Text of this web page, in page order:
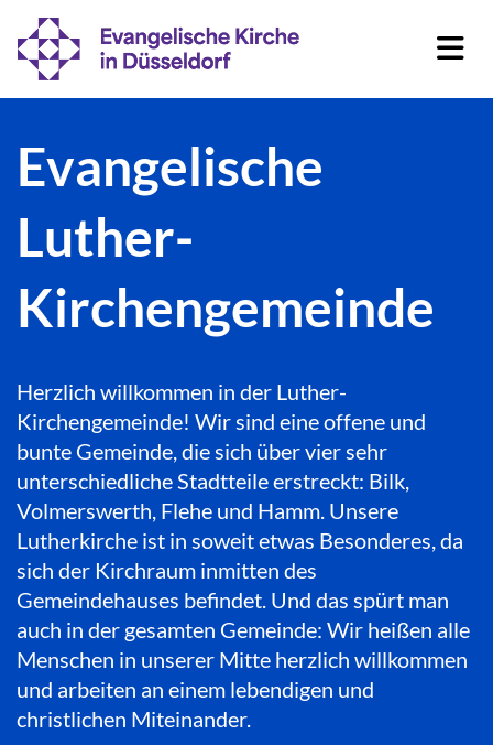
Evangelische
Luther-
Kirchengemeinde
Herzlich willkommen in der Luther-
Kirchengemeinde! Wir sind eine offene und
bunte Gemeinde, die sich über vier sehr
unterschiedliche Stadtteile erstreckt: Bilk,
Volmerswerth, Flehe und Hamm. Unsere
Lutherkirche ist in soweit etwas Besonderes, da
sich der Kirchraum inmitten des
Gemeindehauses befindet. Und das spürt man
auch in der gesamten Gemeinde: Wir heißen alle
Menschen in unserer Mitte herzlich willkommen
und arbeiten an einem lebendigen und
christlichen Miteinander.